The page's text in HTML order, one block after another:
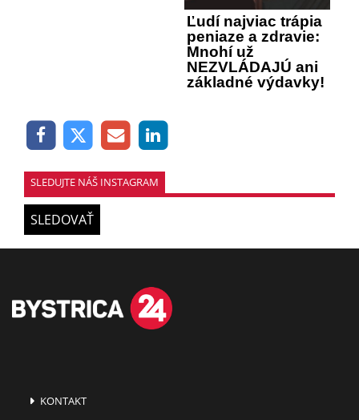
Ľudí najviac trápia
peniaze a zdravie:
Mnohí už
NEZVLÁDAJÚ ani
základné výdavky!
SLEDUJTE NÁŠ INSTAGRAM
SLEDOVAŤ
KONTAKT